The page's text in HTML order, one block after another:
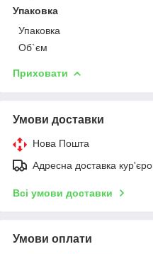
Упаковка
Упаковка
Об`єм
Приховати
Умови доставки
Нова Пошта
Адресна доставка
Всі умови доставки
Умови оплати